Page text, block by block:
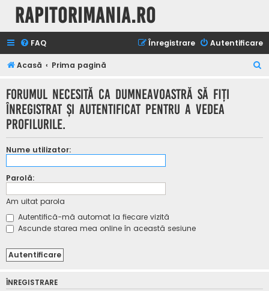
Rapitorimania.ro
FAQ Autentificare
Înregistrare
Acasă Prima pagină
Forumul necesită ca dumneavoastră să fiţi
înregistrat şi autentificat pentru a vedea
profilurile.
Nume utilizator:
Parolă:
Am uitat parola
Autentifică-mă automat la fiecare vizită
Ascunde starea mea online în această sesiune
ÎNREGISTRARE